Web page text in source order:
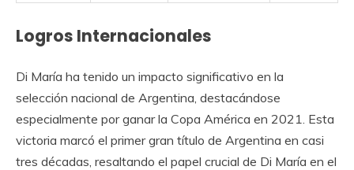
Logros Internacionales
Di María ha tenido un impacto significativo en la
selección nacional de Argentina, destacándose
especialmente por ganar la Copa América en 2021. Esta
victoria marcó el primer gran título de Argentina en casi
tres décadas, resaltando el papel crucial de Di María en el